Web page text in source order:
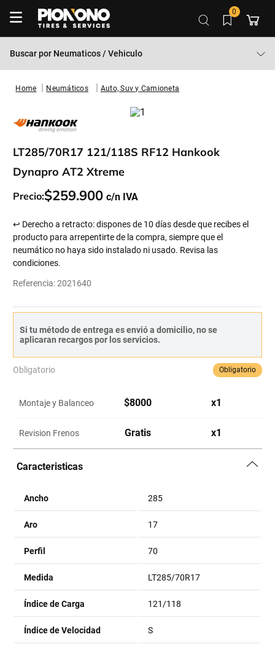
0
Buscar por Neumaticos / Vehiculo
Neumáticos Auto, Suv y Camioneta
LT285/70R17 121/118S RF12 Hankook
Dynapro AT2 Xtreme
Precio:$259.900
↩ Derecho a retracto: dispones de 10 días desde que recibes el
producto para arrepentirte de la compra, siempre que el
neumático no haya sido instalado ni usado. Revisa las
condiciones.
Referencia:2021640
Si tu método de entrega es envió a domicilio, no se
aplicaran recargos por los servicios.
Obligatorio Obligatorio
Montaje y Balanceo $8000 x1
Revision Frenos Gratis x1
Caracteristicas
Ancho 285
Aro 17
Perfil 70
Medida LT285/70R17
Índice de Carga 121/118
Índice de Velocidad S